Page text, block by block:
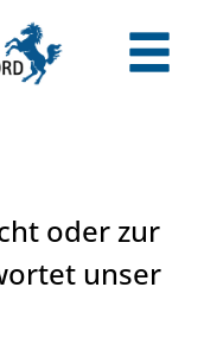
oder zur
unser